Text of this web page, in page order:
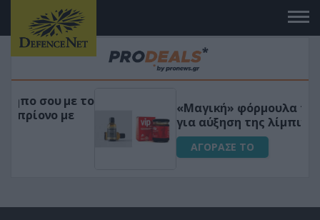
«Μαγική» φόρμουλα τριβόλι + VIP
για αύξηση της λίμπιντο
ΑΓΟΡΑΣΕ ΤΟ